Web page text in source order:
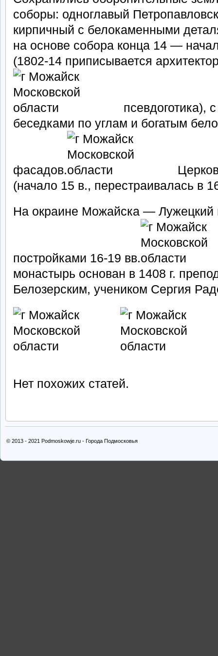
соборы: одноглавый
кирпичный с белокаменными
на основе собора конца 14 —
(1802-14 приписывается
псевдоготика),
беседками по углам и богатым
фасадов.
(начало 15 в., перестраивалась в
На окраине Можайска — Лужецкий
постройками 16-19 вв.
монастырь основан в 1408 г.
Белозерским, учеником Сергия
Нет похожих статей.
© 2013 - 2021 Podmoskowje.ru - Города Подмосковья